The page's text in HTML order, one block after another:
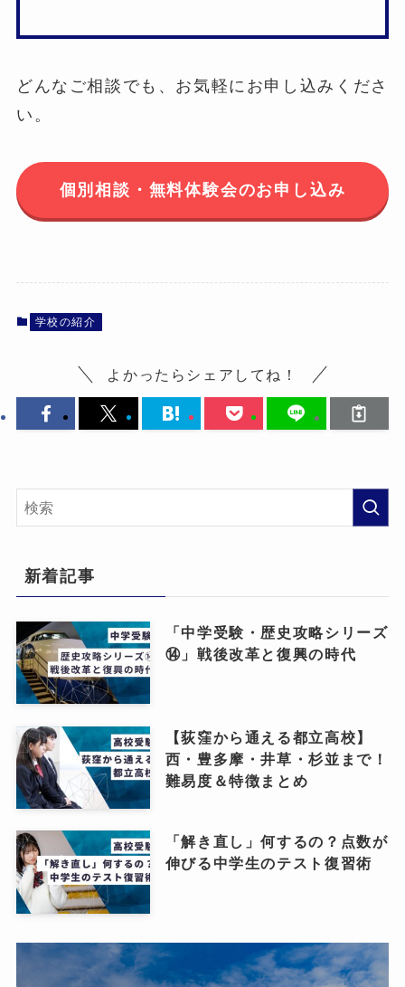
どんなご相談でも、お気軽にお申し込みくださ
い。
個別相談・無料体験会のお申し込み
学校の紹介
よかったらシェアしてね！
新着記事
「中学受験・歴史攻略シリーズ
⑭」戦後改革と復興の時代
【荻窪から通える都立高校】
西・豊多摩・井草・杉並まで！
難易度＆特徴まとめ
「解き直し」何するの？点数が
伸びる中学生のテスト復習術